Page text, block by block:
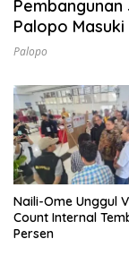
Palopo
Palopo
Naili-Ome Unggul
Count Internal
Persen